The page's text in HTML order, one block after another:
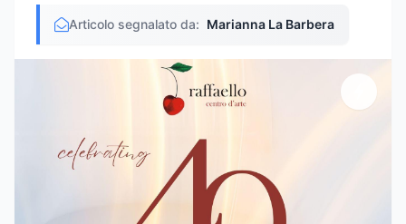
Articolo segnalato da: Marianna La Barbera